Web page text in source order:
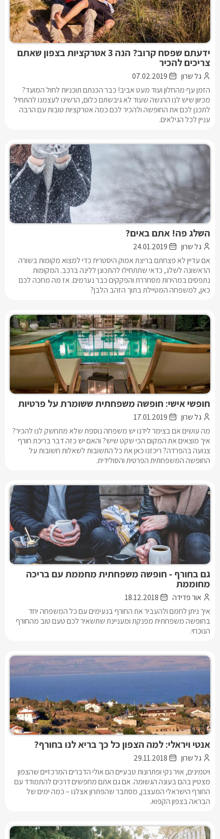
ידעתם שפסח קרוב? הנה 3 אטרקציות בצפון שאתם
צריכים להכיר
הזמן עף מהחלון ועוד מעט אביב! כבר הכנתם תוכניות לחול המועד?
מכיוון שיש לנו הרגשה שעוד לא גיבשתם כלום, הרשינו לעצמנו להתחיל
לתכנן לכם את החופשה ולהכיר לכם כמה אטרקציות טובות עם הרבה
עניין לכל הגילאים.
גל שרון 07.02.2019
השלג פה! אתם באים?
אם עדיין לא פצחתם בריצת אמוק היסטרית כדי למצוא מקומות בשורה
הראשונה לשלג, כדאי שתתחילו להתכונן ללינה ברכב. המקומות
נתפסים במהירות מסחררת והפקקים כבר נערמים. אז מה מחכה לכם
כאן, למשפחה המטיילת בתוך הזהב הלבן?
גל שרון 24.01.2019
חופשי אישי: חופשה משפחתית ששומרת על פרטיות
מה עושים אם בצימר לידנו יש משפחה נוספת שלא מתחשק לנו להכיר?
איך מוצאים את המקום הכי שקט שיש? והאם יש כזה דבר בריכת חורף
צנועה בהפרדה? ריכזנו כאן את כל התשובות לשאלות חשובות על
החופשה המשפחתית הפרטית והסולידית.
גל שרון 17.01.2019
גם בחורף - חופשה משפחתית מחממת עם בריכה
מחוממת
איך ניתן לחמם ולהעביר את החורף בנעימים עם כל המשפחה יחד
בחופשה משפחתית מפנקת ומעניינת שתשאיר לכם טעם טוב מהחורף
הנוכחי.
אור פדידה 18.12.2018
אנטי ויראלי: למה הצפון כל כך בריא לנו בחורף?
ויטמינים, אויר נקי ופתרונות טבעיים הם אולי הדברים המרכזיים שהצפון
מצטיין בהם בעונה הגשומה. אם גם אתם מחפשים דרכים להתמודד עם
החורף הישראלי המעצבן, מסתבר שהפתרון אצלנו – כמה ימים של
הבראה בצפון הקפוא.
גל שרון 29.11.2018